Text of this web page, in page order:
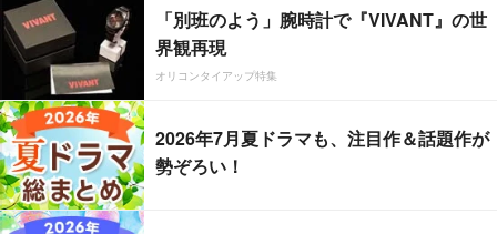
「別班のよう」腕時計で『VIVANT』の世
界観再現
オリコンタイアップ特集
2026年7月夏ドラマも、注目作＆話題作が
勢ぞろい！